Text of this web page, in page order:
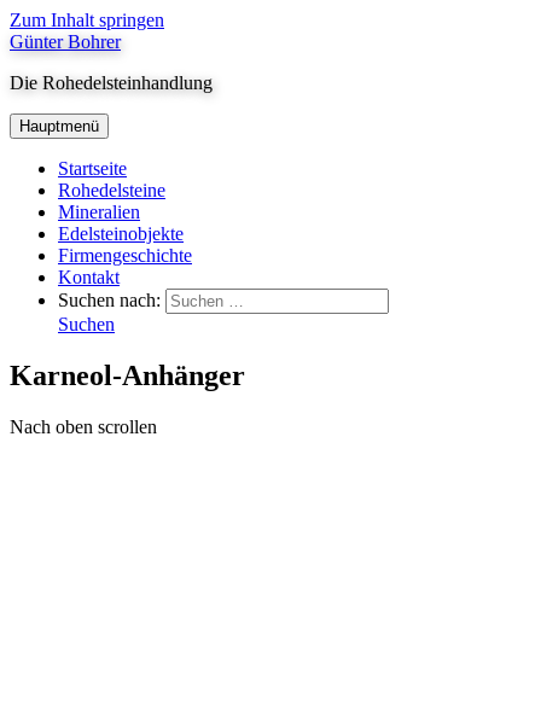
Zum Inhalt springen
Günter Bohrer
Die Rohedelsteinhandlung
Hauptmenü
Startseite
Rohedelsteine
Mineralien
Edelsteinobjekte
Firmengeschichte
Kontakt
Suchen nach:
Suchen
Karneol-Anhänger
Nach oben scrollen